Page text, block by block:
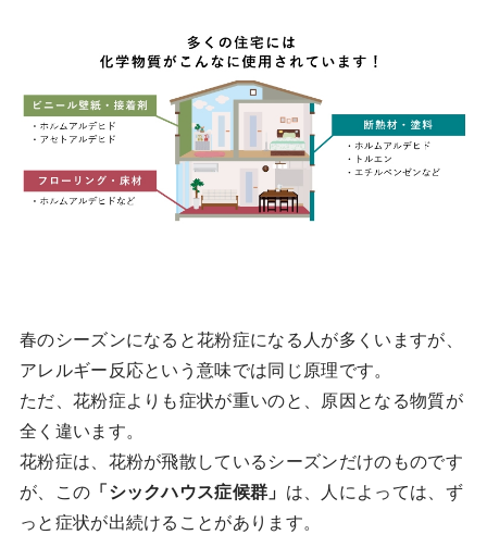
春のシーズンになると花粉症になる人が多くいますが、
アレルギー反応という意味では同じ原理です。
ただ、花粉症よりも症状が重いのと、原因となる物質が
全く違います。
花粉症は、花粉が飛散しているシーズンだけのものです
が、この 「シックハウス症候群」 は、人によっては、ず
っと症状が出続けることがあります。